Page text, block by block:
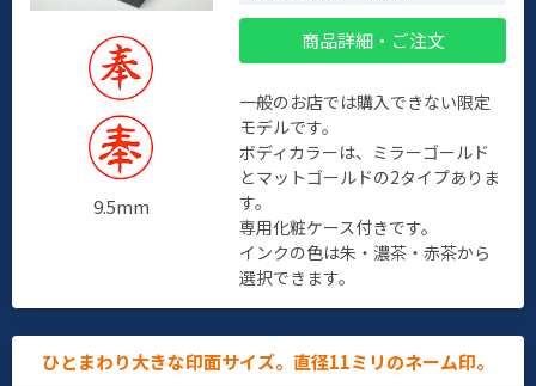
9.5mm
商品詳細・ご注文
一般のお店では購入できない限定
モデルです。
ボディカラーは、ミラーゴールド
とマットゴールドの2タイプありま
す。
専用化粧ケース付きです。
インクの色は朱・濃茶・赤茶から
選択できます。
ひとまわり大きな印面サイズ。直径11ミリのネーム印。